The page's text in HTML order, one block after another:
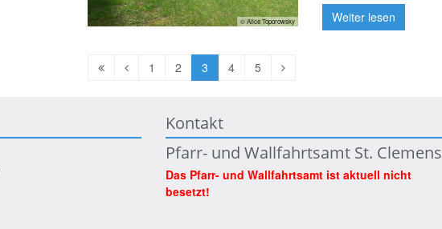
© Alice Toporowsky
Weiter lesen
Erste Vorherige
1 2 3 4 5
Nächste
Kontakt
Pfarr- und Wallfahrtsamt St. Clemens
Das Pfarr- und Wallfahrtsamt ist aktuell nicht
besetzt!